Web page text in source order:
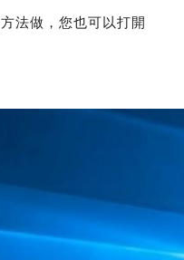
法做，您也可以打開